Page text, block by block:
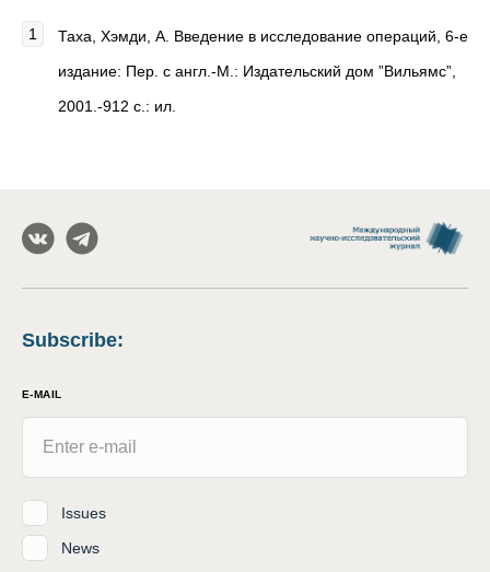
Таха, Хэмди, А. Введение в исследование операций, 6-е
издание: Пер. с англ.-М.: Издательский дом ”Вильямс”,
2001.-912 с.: ил.
Subscribe:
E-MAIL
Issues
News